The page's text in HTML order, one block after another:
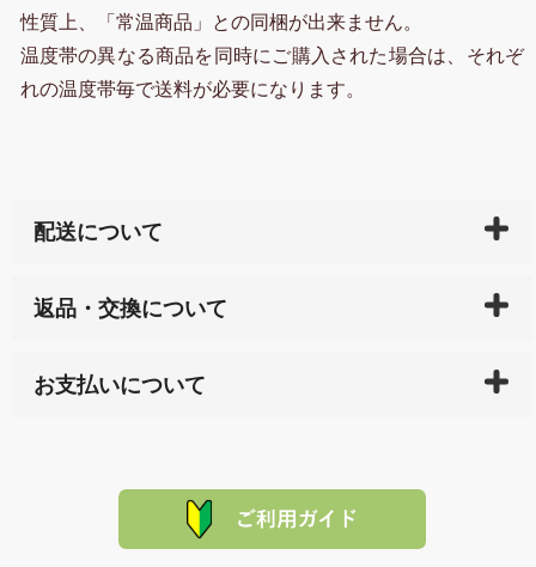
性質上、「常温商品」との同梱が出来ません。
温度帯の異なる商品を同時にご購入された場合は、それぞ
れの温度帯毎で送料が必要になります。
配送について
天ペイ」の方はご注文受付後）、 長崎県下全域に点在
サイト内で購入された商品の送料は、こちらの
全国送
れの生産メーカーからお客様の元へ直送いたしますの
で、 それぞれ個別に送料が必要になります。
返品・交換について
または配送途中の 事故などで不都合が生じている場合
品代金を返金いたします。）
その際は誠に申し訳ありませんが、当協会までご注文
お支払いについて
た場合、お客様からの ご入金を確認した後で、商品を